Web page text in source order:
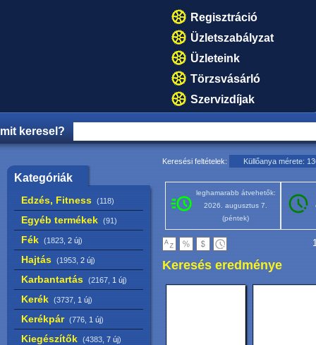
Regisztráció
Üzletszabályzat
Üzleteink
Törzsvásárló
Szervizdíjak
mit keresel?
Kategóriák
Edzés, Fitness (118)
Egyéb termékek (91)
Fék (1823, 2 új)
Hajtás (1953, 2 új)
Karbantartás (2167, 1 új)
Kerék (3737, 1 új)
Kerékpár (776, 1 új)
Kiegészítők (4383, 7 új)
Keresési feltételek: Küllőanya mérete:
leghamarabb átvehetők:
2026. augusztus 7.
(péntek)
Keresés eredménye